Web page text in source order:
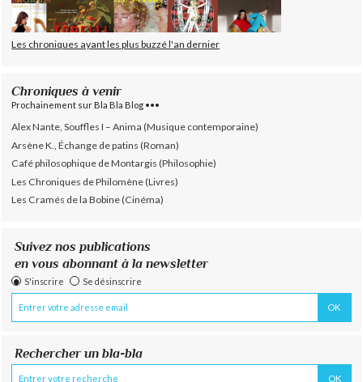
Les chroniques ayant les plus buzzé l'an dernier
Chroniques à venir
Prochainement sur Bla Bla Blog •••
Alex Nante, Souffles I – Anima (Musique contemporaine)
Arsène K., Échange de patins (Roman)
Café philosophique de Montargis (Philosophie)
Les Chroniques de Philomène (Livres)
Les Cramés de la Bobine (Cinéma)
Suivez nos publications
en vous abonnant à la newsletter
S'inscrire Se désinscrire
Rechercher un bla-bla